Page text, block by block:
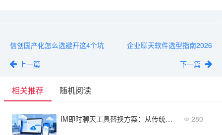
信创国产化怎么选避开这4个坑
上一篇
企业聊天软件选型指南2026
下一篇
相关推荐 随机阅读
IM即时聊天工具替换方案：从传统工具到云服务的升级指南 280